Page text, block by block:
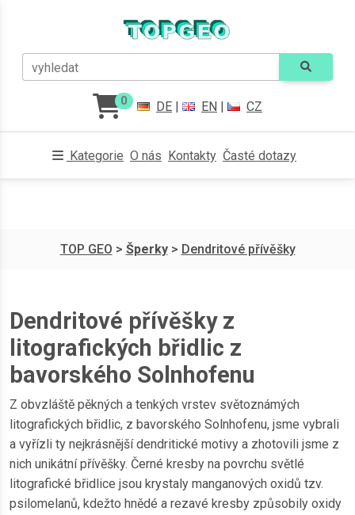
vyhledat
0 DE | EN | CZ
Kategorie O nás Kontakty Časté dotazy
TOP GEO > Šperky> Dendritové přívěšky
Dendritové přívěšky z
litografických břidlic z
bavorského Solnhofenu
Z obvzláště pěkných a tenkých vrstev světoznámých
litografických břidlic, z bavorského Solnhofenu, jsme vybrali
a vyřízli ty nejkrásnější dendritické motivy a zhotovili jsme z
nich unikátní přívěšky. Černé kresby na povrchu světlé
litografické břidlice jsou krystaly manganových oxidů tzv.
psilomelanů, kdežto hnědé a rezavé kresby způsobily oxidy